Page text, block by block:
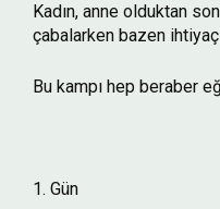
Kadın, anne olduktan
çabalarken bazen
Bu kampı hep beraber
1. Gün